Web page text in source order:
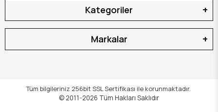
Kategoriler
Markalar
Tüm bilgileriniz 256bit SSL Sertifikası ile korunmaktadır.
© 2011-2026 Tüm Hakları Saklıdır